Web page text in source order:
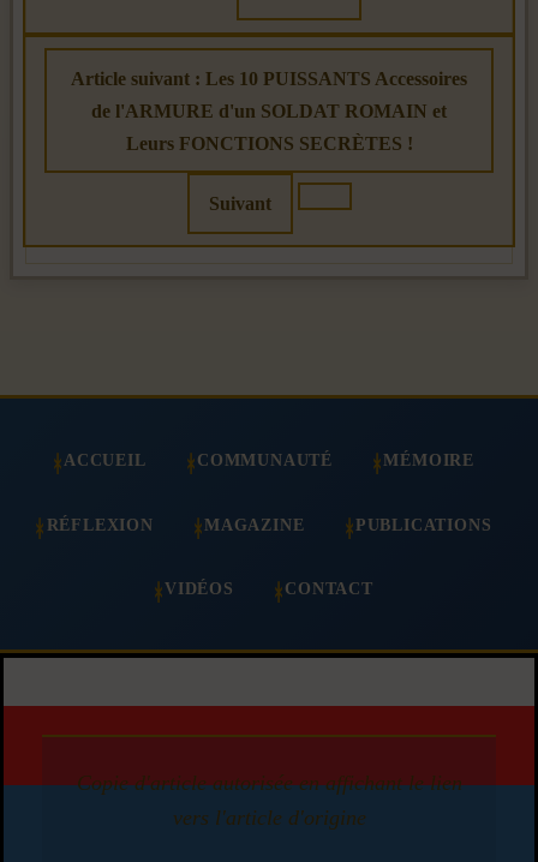
Article suivant : Les 10 PUISSANTS Accessoires
de l'ARMURE d'un SOLDAT ROMAIN et
Leurs FONCTIONS SECRÈTES !
Suivant
ACCUEIL COMMUNAUTÉ MÉMOIRE
RÉFLEXION MAGAZINE PUBLICATIONS
VIDÉOS CONTACT
Copie d'article autorisée en affichant le lien
vers l'article d'origine